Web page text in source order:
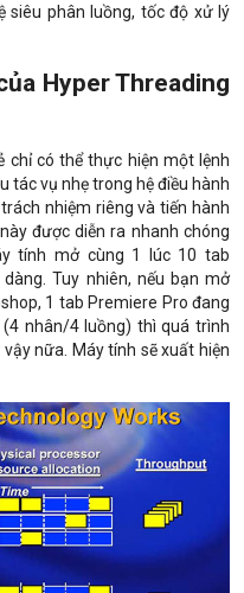
siêu phân luồng, tốc độ xử lý
Hyper Threading
chỉ có thể thực hiện một lệnh
tác vụ nhẹ trong hệ điều hành
nhiệm riêng và tiến hành
được diễn ra nhanh chóng
tính mở cùng 1 lúc 10 tab
Tuy nhiên, nếu bạn mở
1 tab Premiere Pro đang
nhân/4 luồng) thì quá trình
nữa. Máy tính sẽ xuất hiện